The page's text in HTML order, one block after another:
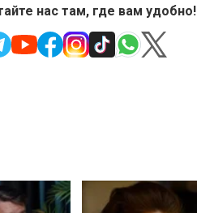
нас там, где вам удобно!